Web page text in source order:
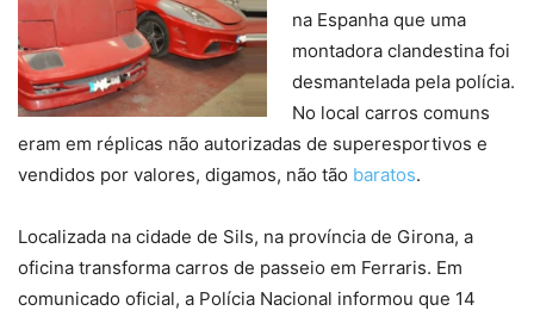
na Espanha que uma
montadora clandestina foi
desmantelada pela polícia.
No local carros comuns
eram em réplicas não autorizadas de superesportivos e
vendidos por valores, digamos, não tão baratos.
Localizada na cidade de Sils, na província de Girona, a
oficina transforma carros de passeio em Ferraris. Em
comunicado oficial, a Polícia Nacional informou que 14